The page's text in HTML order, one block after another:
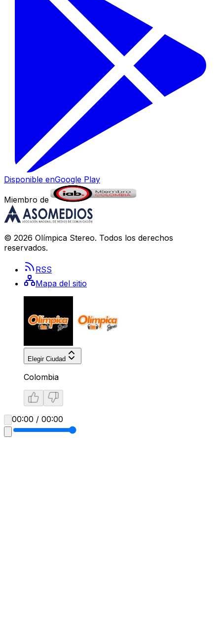
Disponible enGoogle Play
Miembro de
© 2026 Olímpica Stereo. Todos los derechos
reservados.
RSS
Mapa del sitio
Elegir Ciudad
Colombia
00:00 / 00:00